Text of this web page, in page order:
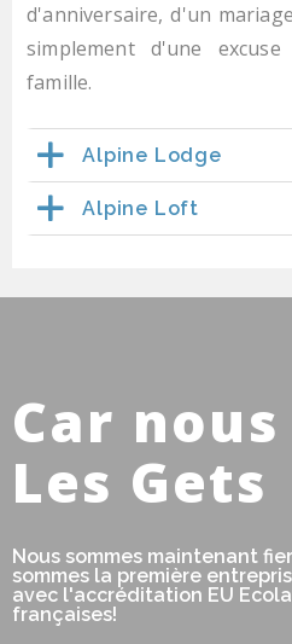
d'anniversaire, d'un
simplement d'une
famille.
Alpine Lodge
Alpine Loft
Car
Les Gets
Nous sommes maintenant
sommes la première
avec l'accréditation EU
françaises!